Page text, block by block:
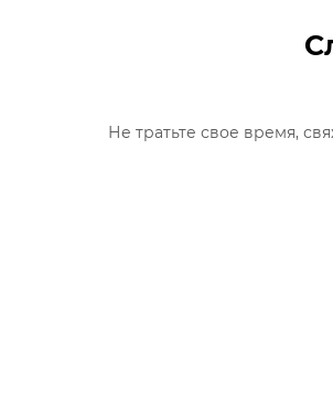
Не тратьте свое время,